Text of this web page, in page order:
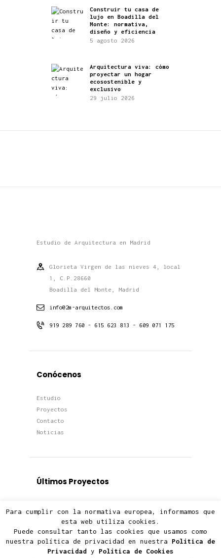
Construir tu casa de
lujo en Boadilla del
Monte: normativa,
diseño y eficiencia
5 agosto 2026
Arquitectura viva: cómo
proyectar un hogar
ecosostenible y
exclusivo
29 julio 2026
Estudio de Arquitectura en Madrid
Glorieta Virgen de las nieves 4, local
1, C.P.28660
Boadilla del Monte, Madrid
info@2m-arquitectos.com
919 289 760 - 615 623 813 - 609 071 175
Conócenos
Estudio
Proyectos
Contacto
Noticias
Últimos Proyectos
Viviendas
Terciario
Para cumplir con la normativa europea, informamos que
esta web utiliza cookies.
Puede consultar tanto las cookies que usamos como
nuestra política de privacidad en nuestra Política de
Privacidad y Política de Cookies